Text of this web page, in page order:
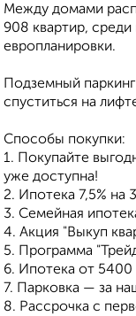
Между домами
908 квартир, среди
европланировки.
Подземный
спуститься на
Способы покупки:
1. Покупайте
уже доступна!
2. Ипотека 7,5% на
3. Семейная
4. Акция "Выкуп
5. Программа
6. Ипотека от 5400
7. Парковка — за
8. Рассрочка с